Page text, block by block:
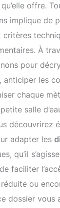
offre.
implique de
À
pour
anticiper les
chaque
salle
découvrirez
adapter les
qu’il
faciliter
ou
dossier vous